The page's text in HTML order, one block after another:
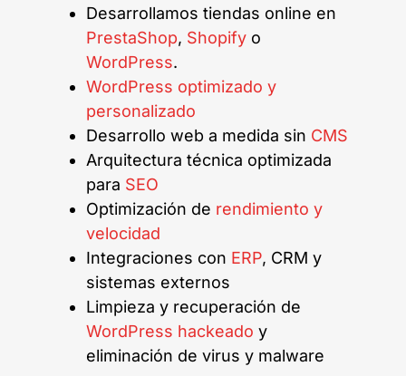
Desarrollamos tiendas online en
PrestaShop, Shopify o
WordPress.
WordPress optimizado y
personalizado
Desarrollo web a medida sin CMS
Arquitectura técnica optimizada
para SEO
Optimización de rendimiento y
velocidad
Integraciones con ERP, CRM y
sistemas externos
Limpieza y recuperación de
WordPress hackeado y
eliminación de virus y malware